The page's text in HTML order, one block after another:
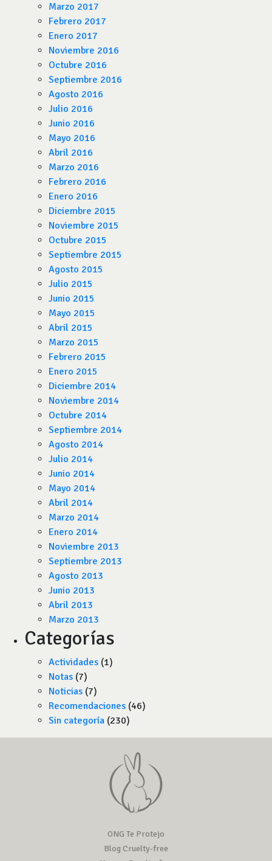
Marzo 2017
Febrero 2017
Enero 2017
Noviembre 2016
Octubre 2016
Septiembre 2016
Agosto 2016
Julio 2016
Junio 2016
Mayo 2016
Abril 2016
Marzo 2016
Febrero 2016
Enero 2016
Diciembre 2015
Noviembre 2015
Octubre 2015
Septiembre 2015
Agosto 2015
Julio 2015
Junio 2015
Mayo 2015
Abril 2015
Marzo 2015
Febrero 2015
Enero 2015
Diciembre 2014
Noviembre 2014
Octubre 2014
Septiembre 2014
Agosto 2014
Julio 2014
Junio 2014
Mayo 2014
Abril 2014
Marzo 2014
Enero 2014
Noviembre 2013
Septiembre 2013
Agosto 2013
Junio 2013
Abril 2013
Marzo 2013
Categorías
Actividades (1)
Notas (7)
Noticias (7)
Recomendaciones (46)
Sin categoría (230)
ONG Te Protejo
Blog Cruelty-free